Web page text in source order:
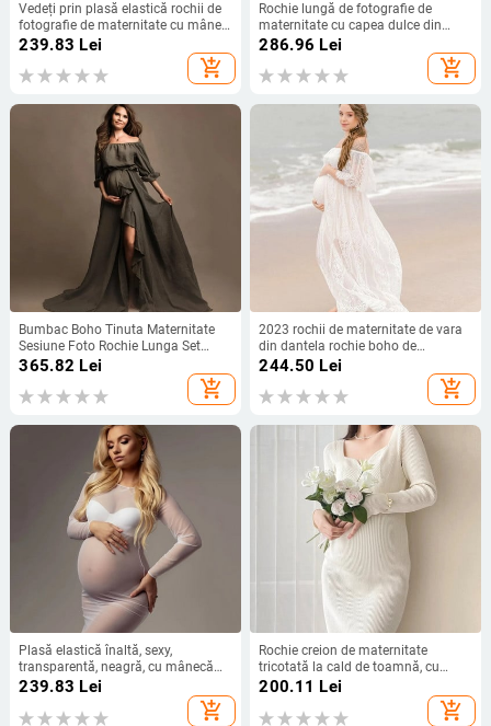
Vedeți prin plasă elastică rochii de
fotografie de maternitate cu mâneci
întregi decolteu sarcină ședință foto
239.83 Lei
add_shopping_cart
Rochie lungă de fotografie de
maternitate cu capea dulce din
jerseu de inimă rochie pentru
ședință foto de sarcină rochie
potrivită pentru baby shower
286.96 Lei
add_shopping_cart
Bumbac Boho Tinuta Maternitate
Sesiune Foto Rochie Lunga Set
Fotografie Sarcina 2 in 1 Rochie
365.82 Lei
add_shopping_cart
2023 rochii de maternitate de vara
din dantela rochie boho de
fotografie de maternitate rochie
lungă de sarcină cu gât tăiat
244.50 Lei
add_shopping_cart
Plasă elastică înaltă, sexy,
transparentă, neagră, cu mânecă
lungă, club de noapte, bodycon,
maternitate, rochii
239.83 Lei
add_shopping_cart
Rochie creion de maternitate
tricotată la cald de toamnă, cu
decolteu în V, fermecătoare, haine
subțiri, pentru femei însărcinate, șic
în sarcină
200.11 Lei
add_shopping_cart